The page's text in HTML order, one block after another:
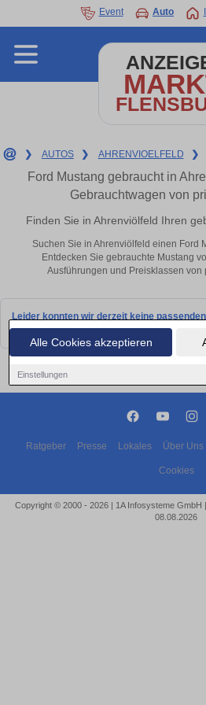
Alle Cookies akzeptieren
Einstellungen
Event Auto
❯ AUTOS ❯ AHRENVIOELFELD ❯
Ford Mustang gebraucht in
Gebrauchtwagen von
Finden Sie in Ahrenviölfeld Ihren
Suchen Sie in Ahrenviölfeld einen Ford
Entdecken Sie gebrauchte Mustang
Ausführungen und Preisklassen von
Leider konnten wir derzeit keine
bald wieder vorbei!
Ratgeber Presse Lokales Über Uns
Cookies
Copyright © 2000 - 2026 | 1A Infosysteme GmbH
08.08.2026